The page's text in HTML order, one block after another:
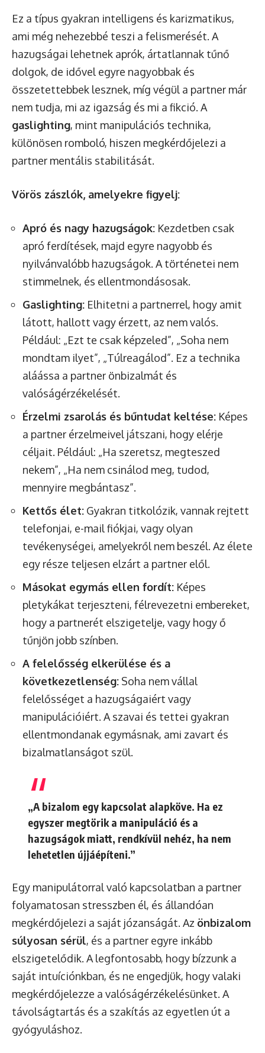
Ez a típus gyakran intelligens és karizmatikus,
ami még nehezebbé teszi a felismerését. A
hazugságai lehetnek aprók, ártatlannak tűnő
dolgok, de idővel egyre nagyobbak és
összetettebbek lesznek, míg végül a partner már
nem tudja, mi az igazság és mi a fikció. A
gaslighting, mint manipulációs technika,
különösen romboló, hiszen megkérdőjelezi a
partner mentális stabilitását.
Vörös zászlók, amelyekre figyelj:
Apró és nagy hazugságok: Kezdetben csak
apró ferdítések, majd egyre nagyobb és
nyilvánvalóbb hazugságok. A történetei nem
stimmelnek, és ellentmondásosak.
Gaslighting: Elhitetni a partnerrel, hogy amit
látott, hallott vagy érzett, az nem valós.
Például: „Ezt te csak képzeled”, „Soha nem
mondtam ilyet”, „Túlreagálod”. Ez a technika
aláássa a partner önbizalmát és
valóságérzékelését.
Érzelmi zsarolás és bűntudat keltése: Képes
a partner érzelmeivel játszani, hogy elérje
céljait. Például: „Ha szeretsz, megteszed
nekem”, „Ha nem csinálod meg, tudod,
mennyire megbántasz”.
Kettős élet: Gyakran titkolózik, vannak rejtett
telefonjai, e-mail fiókjai, vagy olyan
tevékenységei, amelyekről nem beszél. Az élete
egy része teljesen elzárt a partner elől.
Másokat egymás ellen fordít: Képes
pletykákat terjeszteni, félrevezetni embereket,
hogy a partnerét elszigetelje, vagy hogy ő
tűnjön jobb színben.
A felelősség elkerülése és a
következetlenség: Soha nem vállal
felelősséget a hazugságaiért vagy
manipulációiért. A szavai és tettei gyakran
ellentmondanak egymásnak, ami zavart és
bizalmatlanságot szül.
„A bizalom egy kapcsolat alapköve. Ha ez
egyszer megtörik a manipuláció és a
hazugságok miatt, rendkívül nehéz, ha nem
lehetetlen újjáépíteni.”
Egy manipulátorral való kapcsolatban a partner
folyamatosan stresszben él, és állandóan
megkérdőjelezi a saját józanságát. Az önbizalom
súlyosan sérül, és a partner egyre inkább
elszigetelődik. A legfontosabb, hogy bízzunk a
saját intuíciónkban, és ne engedjük, hogy valaki
megkérdőjelezze a valóságérzékelésünket. A
távolságtartás és a szakítás az egyetlen út a
gyógyuláshoz.